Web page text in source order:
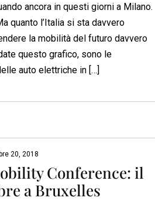
ancora in questi giorni a Milano.
quanto l’Italia si sta davvero
la mobilità del futuro davvero
questo grafico, sono le
auto elettriche in […]
20, 2018
Conference: il
a Bruxelles